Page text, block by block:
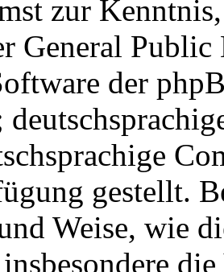
zur
General
der
gestellt.
Weise, wie